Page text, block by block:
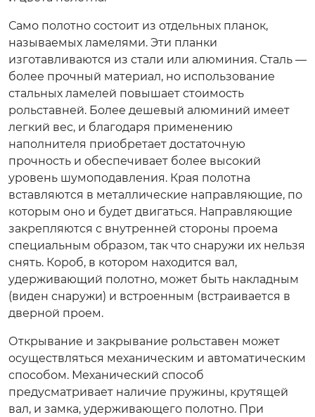
Само полотно состоит из отдельных планок,
называемых ламелями. Эти планки
изготавливаются из стали или алюминия. Сталь —
более прочный материал, но использование
стальных ламелей повышает стоимость
рольставней. Более дешевый алюминий имеет
легкий вес, и благодаря применению
наполнителя приобретает достаточную
прочность и обеспечивает более высокий
уровень шумоподавления. Края полотна
вставляются в металлические направляющие, по
которым оно и будет двигаться. Направляющие
закрепляются с внутренней стороны проема
специальным образом, так что снаружи их нельзя
снять. Короб, в котором находится вал,
удерживающий полотно, может быть накладным
(виден снаружи) и встроенным (встраивается в
дверной проем.
Открывание и закрывание рольставен может
осуществляться механическим и автоматическим
способом. Механический способ
предусматривает наличие пружины, крутящей
вал, и замка, удерживающего полотно. При